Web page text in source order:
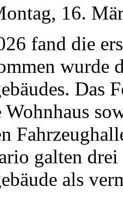
16.
fand die
wurde
Das
Wohnhaus
galten
als